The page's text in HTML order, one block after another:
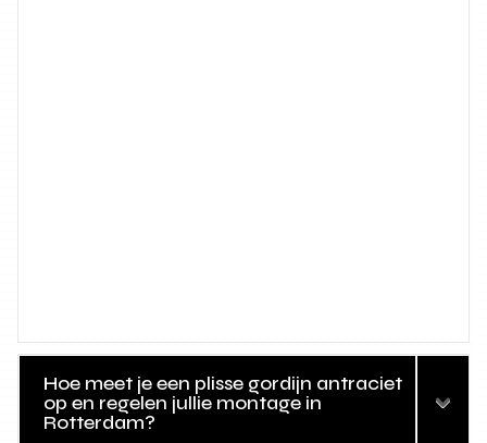
Hoe meet je een plisse gordijn antraciet
op en regelen jullie montage in
Rotterdam?